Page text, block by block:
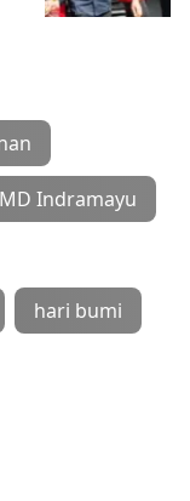
Indramayu
hari bumi